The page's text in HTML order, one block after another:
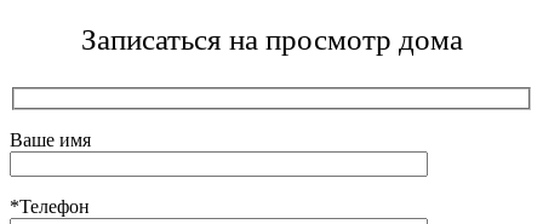
Записаться на просмотр дома
Ваше имя
*Телефон